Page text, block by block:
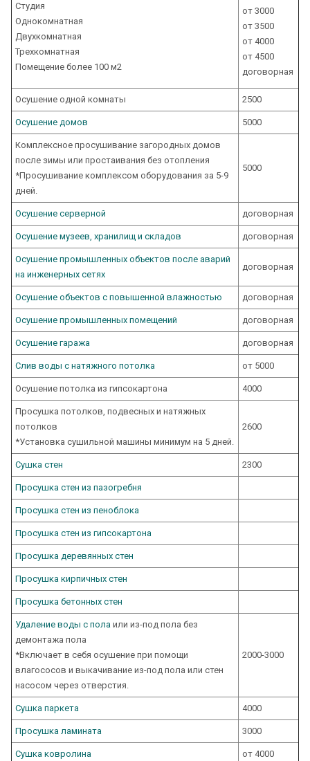
Студия
Однокомнатная
Двухкомнатная
Трехкомнатная
Помещение более 100 м2
от 3000
от 3500
от 4000
от 4500
договорная
Осушение одной комнаты 2500
Осушение домов 5000
Комплексное просушивание загородных домов
после зимы или простаивания без отопления
*Просушивание комплексом оборудования за 5-9
дней.
5000
Осушение серверной договорная
Осушение музеев, хранилищ и складов договорная
Осушение промышленных объектов после аварий
на инженерных сетях
договорная
Осушение объектов с повышенной влажностью договорная
Осушение промышленных помещений договорная
Осушение гаража договорная
Слив воды с натяжного потолка от 5000
Осушение потолка из гипсокартона 4000
Просушка потолков, подвесных и натяжных
потолков
*Установка сушильной машины минимум на 5 дней.
2600
Сушка стен 2300
Просушка стен из пазогребня
Просушка стен из пеноблока
Просушка стен из гипсокартона
Просушка деревянных стен
Просушка кирпичных стен
Просушка бетонных стен
Удаление воды с пола или из-под пола без
демонтажа пола
*Включает в себя осушение при помощи
влагососов и выкачивание из-под пола или стен
насосом через отверстия.
2000-3000
Сушка паркета 4000
Просушка ламината 3000
Сушка ковролина от 4000